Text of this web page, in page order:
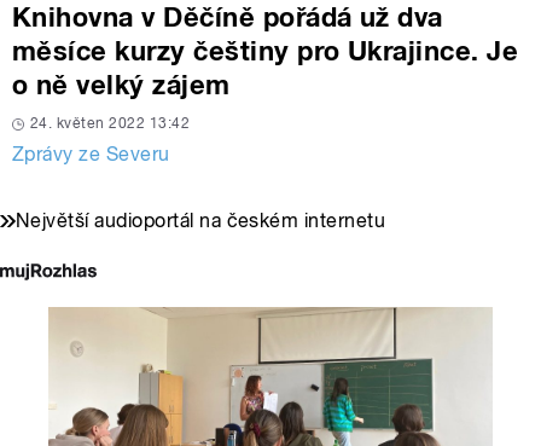
Knihovna v Děčíně pořádá už dva
měsíce kurzy češtiny pro Ukrajince. Je
o ně velký zájem
24. květen 2022 13:42
Zprávy ze Severu
Největší audioportál na českém internetu